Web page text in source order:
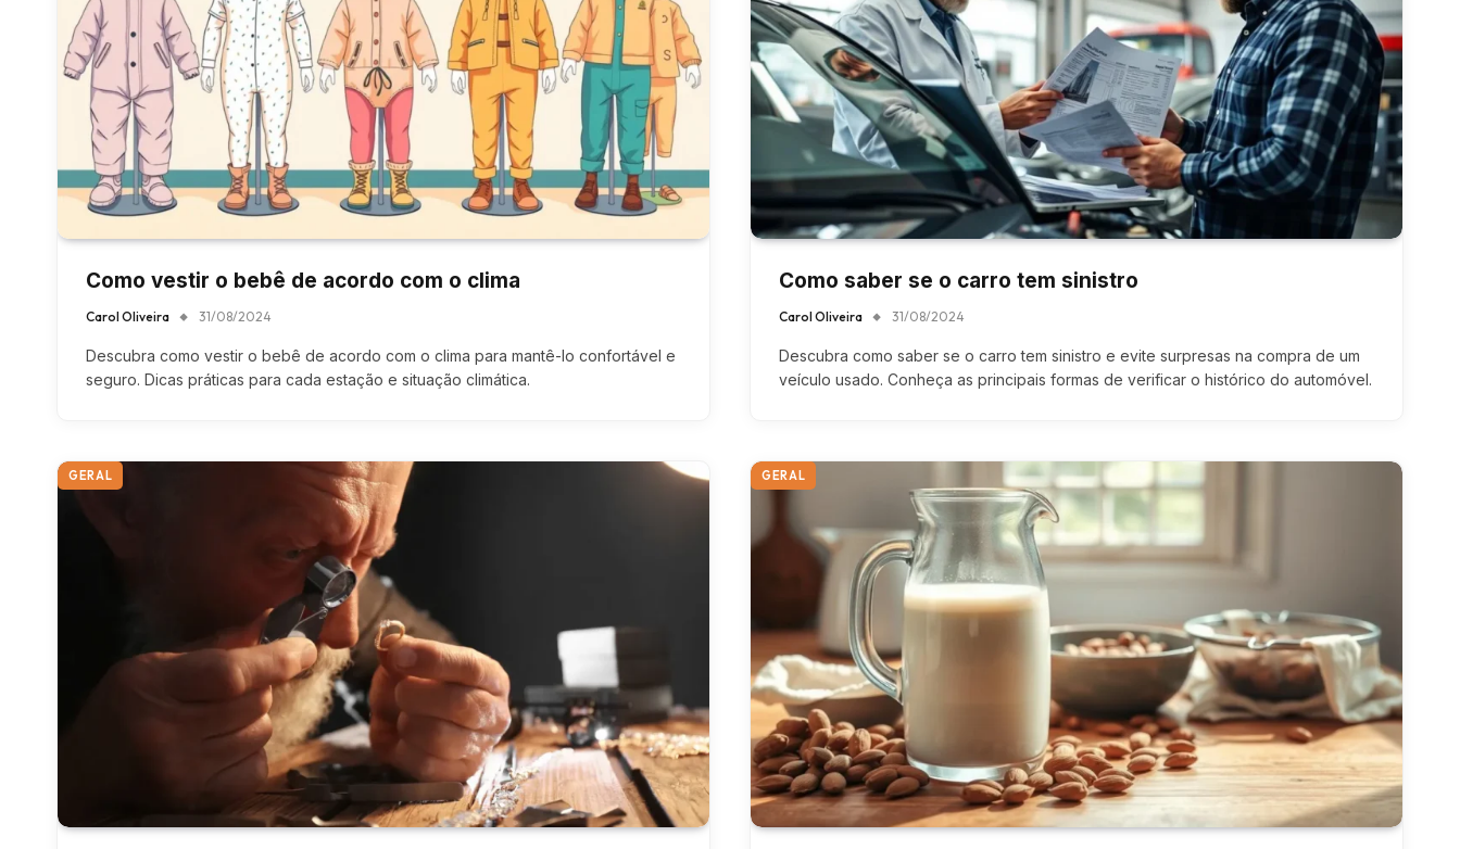
Como vestir o bebê de acordo com o clima
Carol Oliveira 31/08/2024
Descubra como vestir o bebê de acordo com o clima para mantê-lo confortável e
seguro. Dicas práticas para cada estação e situação climática.
Como saber se o carro tem sinistro
Carol Oliveira 31/08/2024
Descubra como saber se o carro tem sinistro e evite surpresas na compra de um
veículo usado. Conheça as principais formas de verificar o histórico do automóvel.
GERAL GERAL